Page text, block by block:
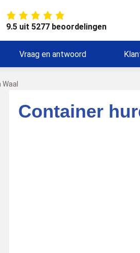
9.5 uit 5277 beoordelingen
Vraag en antwoord
Container